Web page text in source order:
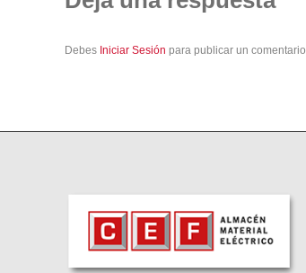
Debes Iniciar Sesión para publicar un comentario.